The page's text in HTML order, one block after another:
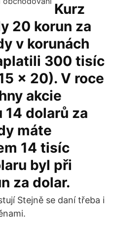
Kurz
20 korun za
v korunách
300 tisíc
× 20). V roce
akcie
14 dolarů za
máte
14 tisíc
byl při
za dolar.
Stejně se daní třeba i